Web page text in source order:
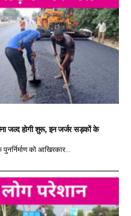
जल्द होगी शुरू, इन जर्जर सड़कों के
को आखिरकार...